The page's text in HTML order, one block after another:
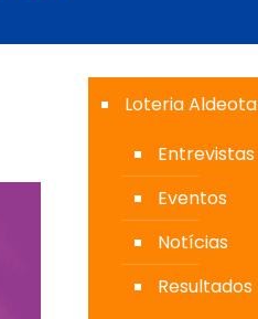
Loteria Aldeota
Entrevistas
Eventos
Notícias
Resultados